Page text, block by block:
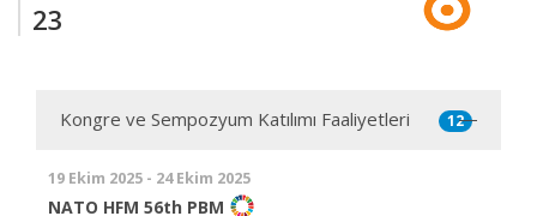
23
Kongre ve Sempozyum Katılımı Faaliyetleri 12
19 Ekim 2025 - 24 Ekim 2025
NATO HFM 56th PBM